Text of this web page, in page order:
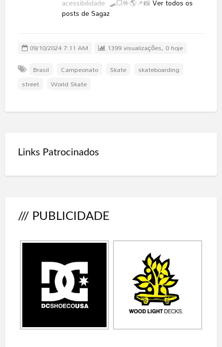
acessibilidade. 🛹💥🤟🌎📌📸Ver todos os
posts de Sagaz
09/10/2024 7:11 AM
1399 visualizações, 0 hoje
Brasil
Campeonato Skate
skateboarding
street
World Skate
Links Patrocinados
/// PUBLICIDADE